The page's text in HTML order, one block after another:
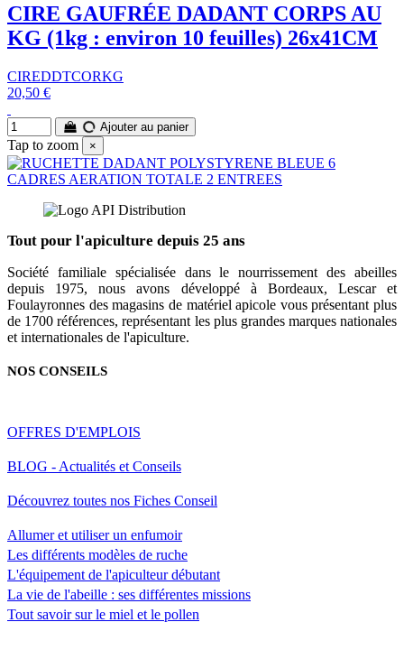
CIRE GAUFRÉE DADANT CORPS AU
KG (1kg : environ 10 feuilles) 26x41CM
CIREDDTCORKG
20,50 €
Ajouter au panier
Tap to zoom ×
Tout pour l'apiculture depuis 25 ans
Société familiale spécialisée dans le nourrissement des abeilles
depuis 1975, nous avons développé à Bordeaux, Lescar et
Foulayronnes des magasins de matériel apicole vous présentant plus
de 1700 références, représentant les plus grandes marques nationales
et internationales de l'apiculture.
NOS CONSEILS
OFFRES D'EMPLOIS
BLOG - Actualités et Conseils
Découvrez toutes nos Fiches Conseil
Allumer et utiliser un enfumoir
Les différents modèles de ruche
L'équipement de l'apiculteur débutant
La vie de l'abeille : ses différentes missions
Tout savoir sur le miel et le pollen